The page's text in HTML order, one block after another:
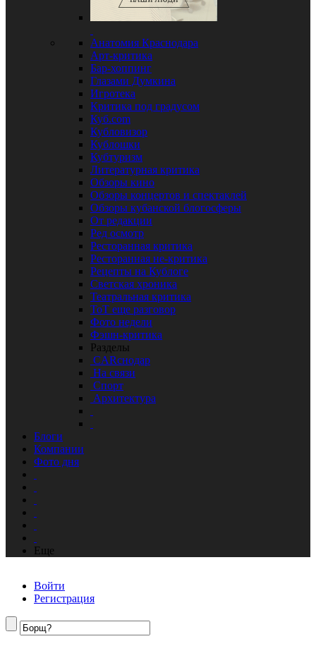
Анатомия Краснодара
Арт-критика
Бар-хоппинг
Глазами Думкина
Игротека
Критика под градусом
Куб.com
Кубловизор
Кублошки
Кубтуризм
Литературная критика
Обзоры кино
Обзоры концертов и спектаклей
Обзоры кубанской блогосферы
От редакции
Ред осмотр
Ресторанная критика
Ресторанная не-критика
Рецепты на Кублоге
Светская хроника
Театральная критика
ТоТ еще разговор
Фото недели
Фэшн-критика
Разделы
CARснодар
На связи
Спорт
Архитектура
Блоги
Компании
Фото дня
Еще
Войти
Регистрация